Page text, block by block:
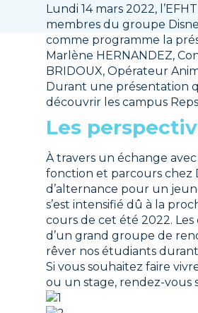
Lundi 14 mars 2022,
membres du groupe
comme programme la
Marlène HERNANDEZ,
BRIDOUX, Opérateur
Durant une présentation
découvrir les campus
Les
À travers un échange
fonction et parcours chez
d’alternance pour un
s’est intensifié dû à la
cours de cet été 2022.
d’un grand groupe de
rêver nos étudiants
Si vous souhaitez faire
ou un stage, rendez-vous